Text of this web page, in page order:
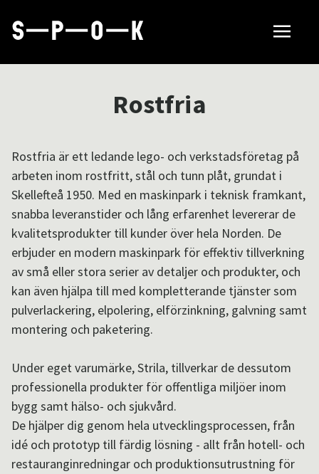
Hubbar
Om SPOK
Samarbeten
Sv
Rostfria
Rostfria är ett ledande lego- och verkstadsföretag på
arbeten inom rostfritt, stål och tunn plåt, grundat i
Skellefteå 1950. Med en maskinpark i teknisk framkant,
snabba leveranstider och lång erfarenhet levererar de
kvalitetsprodukter till kunder över hela Norden. De
erbjuder en modern maskinpark för effektiv tillverkning
av små eller stora serier av detaljer och produkter, och
kan även hjälpa till med kompletterande tjänster som
pulverlackering, elpolering, elförzinkning, galvning samt
montering och paketering.
Under eget varumärke, Strila, tillverkar de dessutom
professionella produkter för offentliga miljöer inom
bygg samt hälso- och sjukvård.
De hjälper dig genom hela utvecklingsprocessen, från
idé och prototyp till färdig lösning - allt från hotell- och
restauranginredningar och produktionsutrustning för